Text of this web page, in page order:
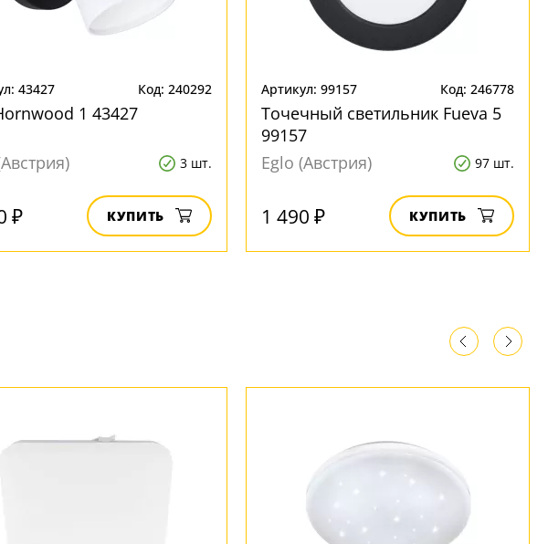
43427 Код: 240292
1 43427
3 шт.
₽ КУПИТЬ
Артикул: 99157 Код: 246778
Точечный светильник Fueva 5
99157
Eglo (Австрия)
97 шт.
1 490 ₽ КУПИТЬ